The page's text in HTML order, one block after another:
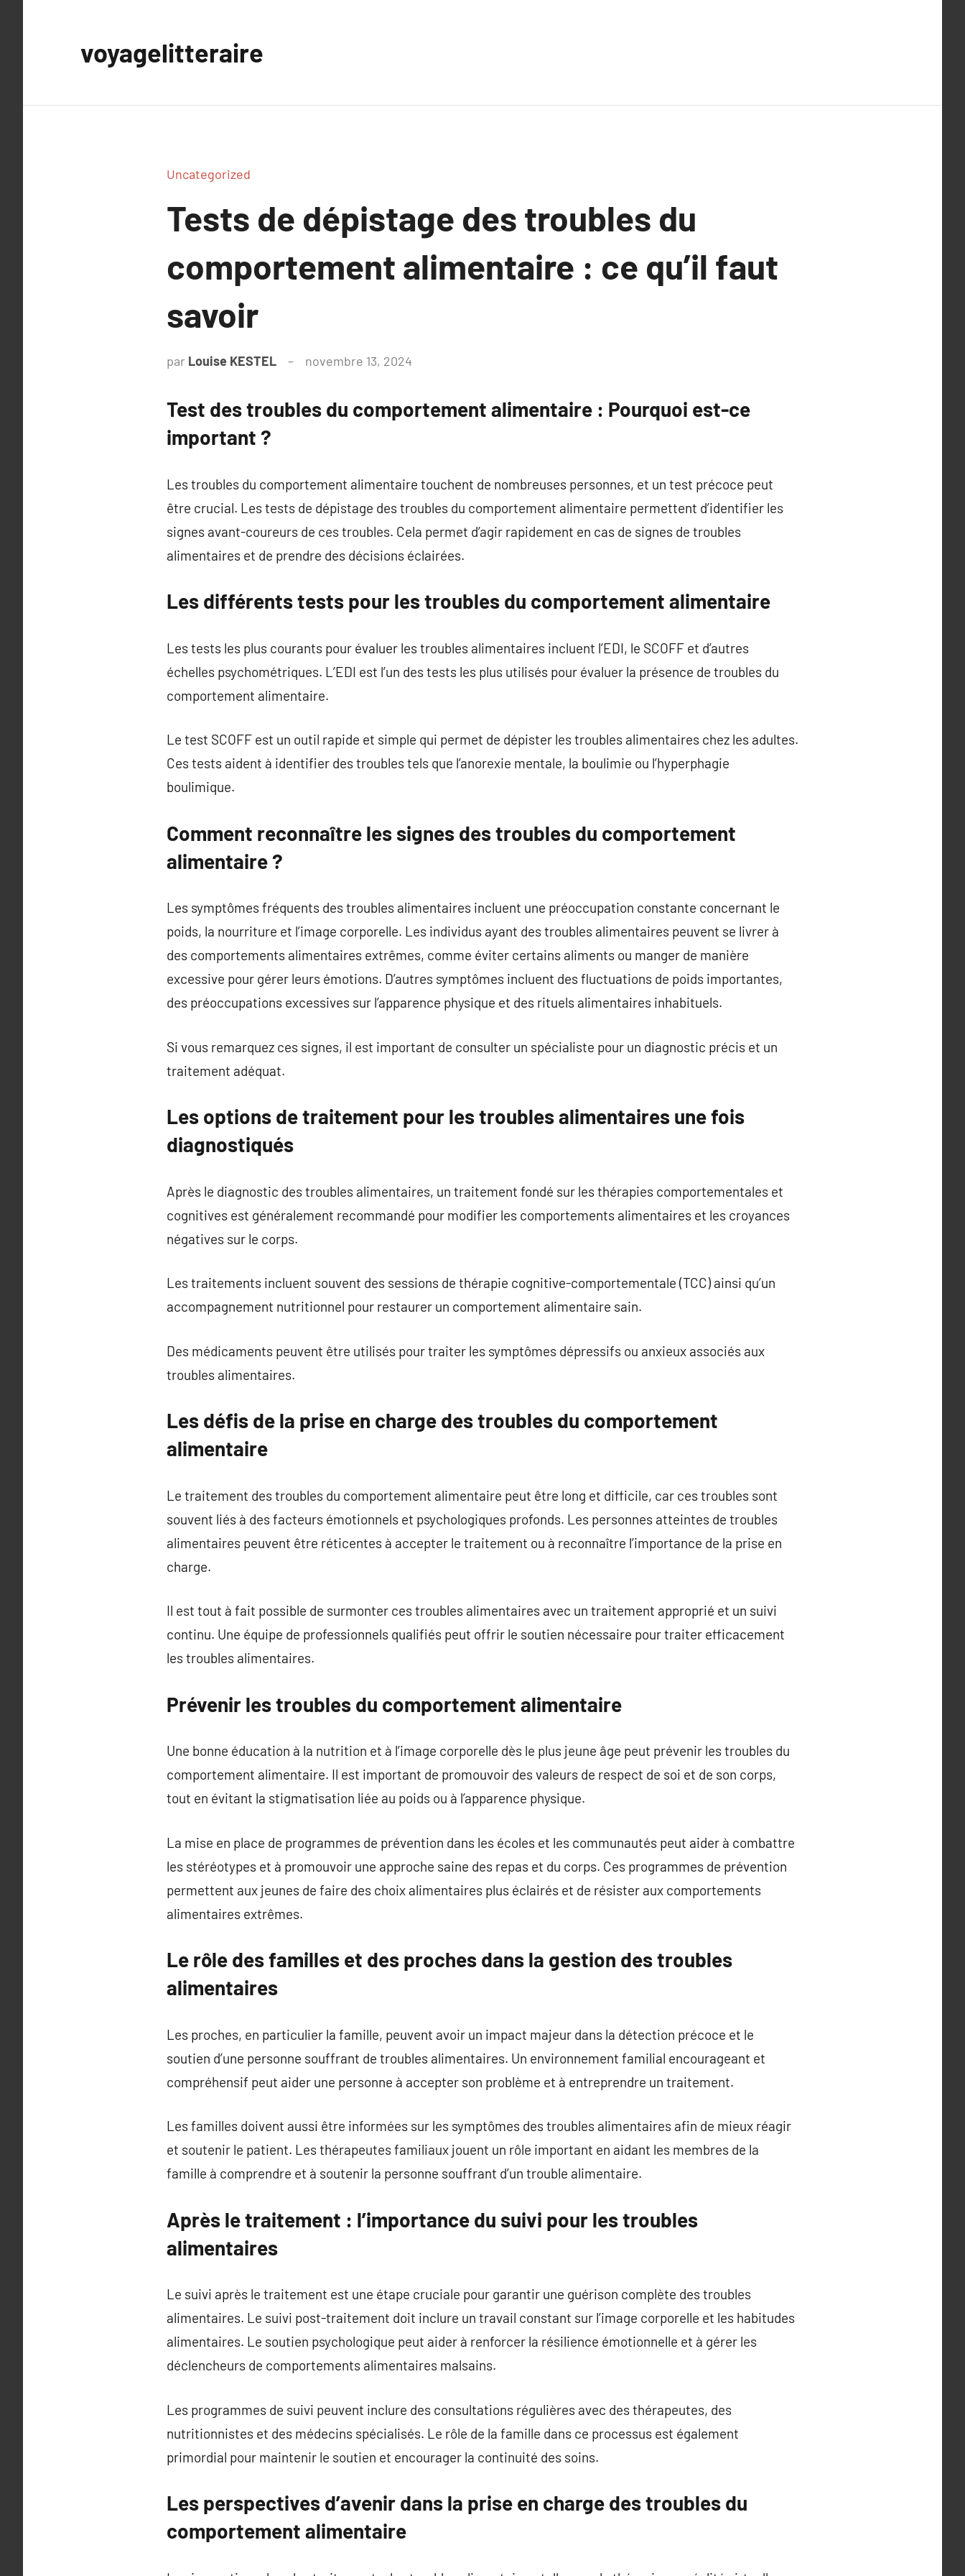
voyagelitteraire
Uncategorized
Tests de dépistage des troubles du
comportement alimentaire : ce qu’il faut
savoir
par Louise KESTEL novembre 13, 2024
Test des troubles du comportement alimentaire : Pourquoi est-ce
important ?
Les troubles du comportement alimentaire touchent de nombreuses personnes, et un test précoce peut
être crucial. Les tests de dépistage des troubles du comportement alimentaire permettent d’identifier les
signes avant-coureurs de ces troubles. Cela permet d’agir rapidement en cas de signes de troubles
alimentaires et de prendre des décisions éclairées.
Les différents tests pour les troubles du comportement alimentaire
Les tests les plus courants pour évaluer les troubles alimentaires incluent l’EDI, le SCOFF et d’autres
échelles psychométriques. L’EDI est l’un des tests les plus utilisés pour évaluer la présence de troubles du
comportement alimentaire.
Le test SCOFF est un outil rapide et simple qui permet de dépister les troubles alimentaires chez les adultes.
Ces tests aident à identifier des troubles tels que l’anorexie mentale, la boulimie ou l’hyperphagie
boulimique.
Comment reconnaître les signes des troubles du comportement
alimentaire ?
Les symptômes fréquents des troubles alimentaires incluent une préoccupation constante concernant le
poids, la nourriture et l’image corporelle. Les individus ayant des troubles alimentaires peuvent se livrer à
des comportements alimentaires extrêmes, comme éviter certains aliments ou manger de manière
excessive pour gérer leurs émotions. D’autres symptômes incluent des fluctuations de poids importantes,
des préoccupations excessives sur l’apparence physique et des rituels alimentaires inhabituels.
Si vous remarquez ces signes, il est important de consulter un spécialiste pour un diagnostic précis et un
traitement adéquat.
Les options de traitement pour les troubles alimentaires une fois
diagnostiqués
Après le diagnostic des troubles alimentaires, un traitement fondé sur les thérapies comportementales et
cognitives est généralement recommandé pour modifier les comportements alimentaires et les croyances
négatives sur le corps.
Les traitements incluent souvent des sessions de thérapie cognitive-comportementale (TCC) ainsi qu’un
accompagnement nutritionnel pour restaurer un comportement alimentaire sain.
Des médicaments peuvent être utilisés pour traiter les symptômes dépressifs ou anxieux associés aux
troubles alimentaires.
Les défis de la prise en charge des troubles du comportement
alimentaire
Le traitement des troubles du comportement alimentaire peut être long et difficile, car ces troubles sont
souvent liés à des facteurs émotionnels et psychologiques profonds. Les personnes atteintes de troubles
alimentaires peuvent être réticentes à accepter le traitement ou à reconnaître l’importance de la prise en
charge.
Il est tout à fait possible de surmonter ces troubles alimentaires avec un traitement approprié et un suivi
continu. Une équipe de professionnels qualifiés peut offrir le soutien nécessaire pour traiter efficacement
les troubles alimentaires.
Prévenir les troubles du comportement alimentaire
Une bonne éducation à la nutrition et à l’image corporelle dès le plus jeune âge peut prévenir les troubles du
comportement alimentaire. Il est important de promouvoir des valeurs de respect de soi et de son corps,
tout en évitant la stigmatisation liée au poids ou à l’apparence physique.
La mise en place de programmes de prévention dans les écoles et les communautés peut aider à combattre
les stéréotypes et à promouvoir une approche saine des repas et du corps. Ces programmes de prévention
permettent aux jeunes de faire des choix alimentaires plus éclairés et de résister aux comportements
alimentaires extrêmes.
Le rôle des familles et des proches dans la gestion des troubles
alimentaires
Les proches, en particulier la famille, peuvent avoir un impact majeur dans la détection précoce et le
soutien d’une personne souffrant de troubles alimentaires. Un environnement familial encourageant et
compréhensif peut aider une personne à accepter son problème et à entreprendre un traitement.
Les familles doivent aussi être informées sur les symptômes des troubles alimentaires afin de mieux réagir
et soutenir le patient. Les thérapeutes familiaux jouent un rôle important en aidant les membres de la
famille à comprendre et à soutenir la personne souffrant d’un trouble alimentaire.
Après le traitement : l’importance du suivi pour les troubles
alimentaires
Le suivi après le traitement est une étape cruciale pour garantir une guérison complète des troubles
alimentaires. Le suivi post-traitement doit inclure un travail constant sur l’image corporelle et les habitudes
alimentaires. Le soutien psychologique peut aider à renforcer la résilience émotionnelle et à gérer les
déclencheurs de comportements alimentaires malsains.
Les programmes de suivi peuvent inclure des consultations régulières avec des thérapeutes, des
nutritionnistes et des médecins spécialisés. Le rôle de la famille dans ce processus est également
primordial pour maintenir le soutien et encourager la continuité des soins.
Les perspectives d’avenir dans la prise en charge des troubles du
comportement alimentaire